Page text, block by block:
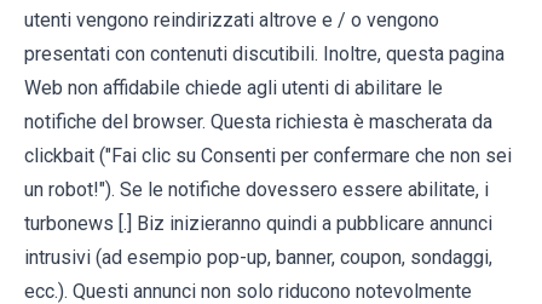
utenti vengono reindirizzati altrove e / o vengono
presentati con contenuti discutibili. Inoltre, questa pagina
Web non affidabile chiede agli utenti di abilitare le
notifiche del browser. Questa richiesta è mascherata da
clickbait ("Fai clic su Consenti per confermare che non sei
un robot!"). Se le notifiche dovessero essere abilitate, i
turbonews [.] Biz inizieranno quindi a pubblicare annunci
intrusivi (ad esempio pop-up, banner, coupon, sondaggi,
ecc.). Questi annunci non solo riducono notevolmente